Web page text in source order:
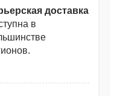
доставка
в